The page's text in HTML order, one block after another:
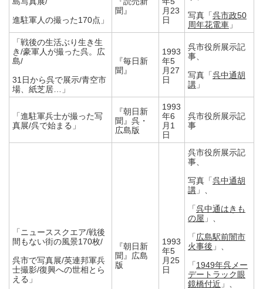
進駐軍人の撮った170点」
聞』
月23
日
写真「呉市政50
周年花電車 」
「戦後の生活ぶり生き生
き/豪軍人が撮った呉。広
島/
31日から呉で展示/青空市
場、紙芝居…」
『毎日新
聞』
1993
年5
月27
日
呉市役所展示記
事、
写真「呉中通胡
講 」
「進駐軍兵士が撮った写
真展/呉で始まる」
『朝日新
聞』呉・
広島版
1993
年6
月1
日
呉市役所展示記
事
「ニューススクエア/戦後
間もない街の風景170枚/
呉市で写真展/英連邦軍兵
士撮影/復興への世相とら
える」
『朝日新
聞』広島
版
1993
年5
月25
日
呉市役所展示記
事、
写真「呉中通胡
講 」、
「呉中通はきも
の屋 」、
「広島駅前闇市
火事後 」、
「1949年呉メー
デートラック眼
鏡橋付近 」、